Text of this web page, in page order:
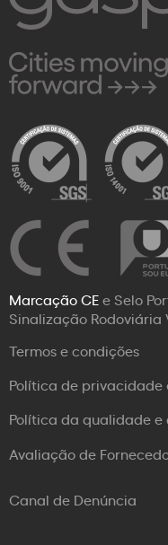
Marcação CEe Selo
Sinalização Rodoviária
Termos e condições
Política de privacidade
Política da qualidade e
Avaliação de
Canal de Denúncia